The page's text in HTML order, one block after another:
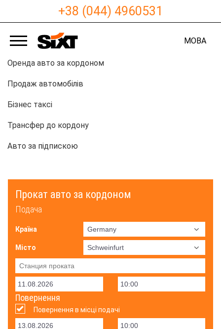
+38 (044) 4960531
МОВА
Оренда авто за кордоном
Продаж автомобілів
Бізнес таксі
Трансфер до кордону
Авто за підпискою
Прокат авто за кордоном
Подача
Країна
Місто
Повернення
Повернення в місці подачі